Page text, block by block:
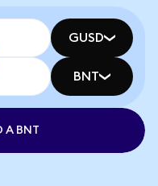
GUSD
BNT
A BNT